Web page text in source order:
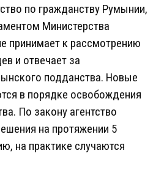
по гражданству Румынии,
Министерства
принимает к рассмотрению
и отвечает за
подданства. Новые
в порядке освобождения
По закону агентство
на протяжении 5
на практике случаются